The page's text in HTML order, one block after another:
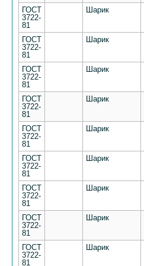
ГОСТ
3722-
81
Шарик
ГОСТ
3722-
81
Шарик
ГОСТ
3722-
81
Шарик
ГОСТ
3722-
81
Шарик
ГОСТ
3722-
81
Шарик
ГОСТ
3722-
81
Шарик
ГОСТ
3722-
81
Шарик
ГОСТ
3722-
81
Шарик
ГОСТ
3722-
81
Шарик